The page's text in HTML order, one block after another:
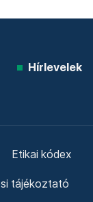
Hírlevelek
Etikai kódex
tájékoztató